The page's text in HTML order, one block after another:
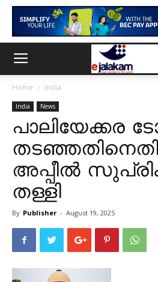
Home India
India News
പാലിയേക്കര
അപ്പീല്‍
തള്ളി
By Publisher - August 19, 2025